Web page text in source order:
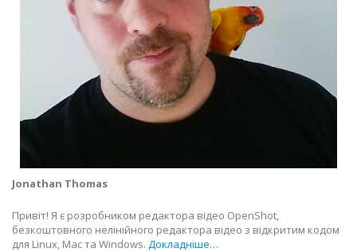
Jonathan Thomas
Привіт! Я є розробником редактора відео OpenShot,
безкоштовного нелінійного редактора відео з відкритим кодом
для Linux, Mac та Windows. Докладніше…